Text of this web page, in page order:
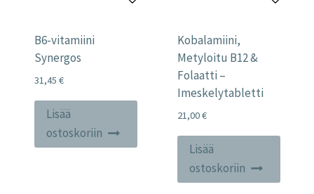
B6-vitamiini
Synergos
31,45 €
Lisää
ostoskoriin
Kobalamiini,
Metyloitu B12 &
Folaatti –
Imeskelytabletti
21,00€
Lisää
ostoskoriin